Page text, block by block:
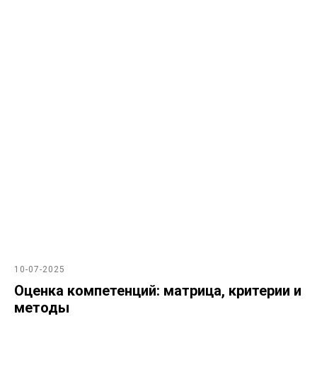
10-07-2025
Оценка компетенций: матрица, критерии и
методы